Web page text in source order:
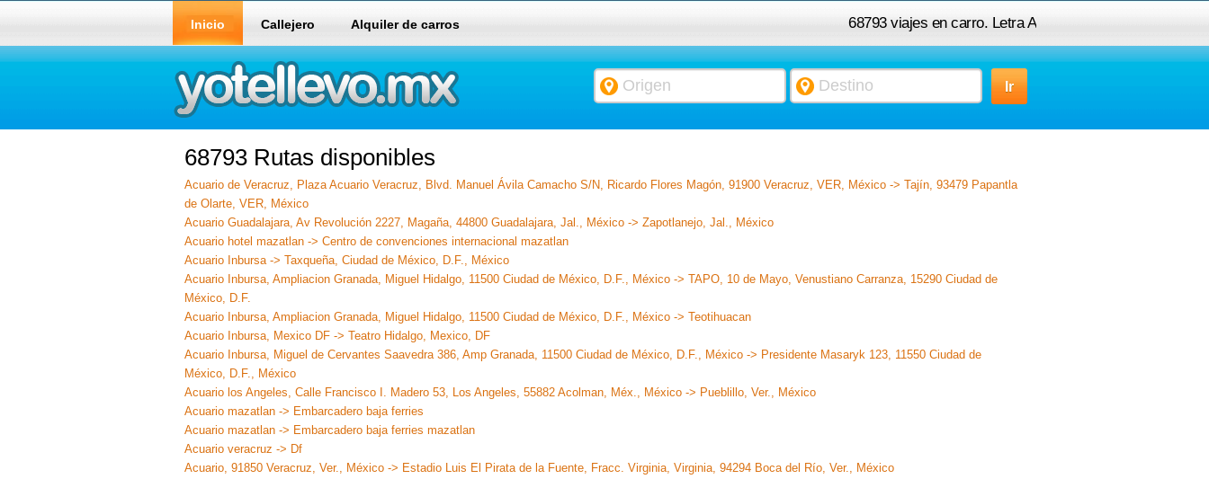
68793 viajes en carro. Letra A
Inicio Callejero Alquiler de carros
68793 Rutas disponibles
Acuario de Veracruz, Plaza Acuario Veracruz, Blvd. Manuel Ávila Camacho S/N, Ricardo Flores Magón, 91900 Veracruz, VER, México -> Tajín, 93479 Papantla
de Olarte, VER, México
Acuario Guadalajara, Av Revolución 2227, Magaña, 44800 Guadalajara, Jal., México -> Zapotlanejo, Jal., México
Acuario hotel mazatlan -> Centro de convenciones internacional mazatlan
Acuario Inbursa -> Taxqueña, Ciudad de México, D.F., México
Acuario Inbursa, Ampliacion Granada, Miguel Hidalgo, 11500 Ciudad de México, D.F., México -> TAPO, 10 de Mayo, Venustiano Carranza, 15290 Ciudad de
México, D.F.
Acuario Inbursa, Ampliacion Granada, Miguel Hidalgo, 11500 Ciudad de México, D.F., México -> Teotihuacan
Acuario Inbursa, Mexico DF -> Teatro Hidalgo, Mexico, DF
Acuario Inbursa, Miguel de Cervantes Saavedra 386, Amp Granada, 11500 Ciudad de México, D.F., México -> Presidente Masaryk 123, 11550 Ciudad de
México, D.F., México
Acuario los Angeles, Calle Francisco I. Madero 53, Los Angeles, 55882 Acolman, Méx., México -> Pueblillo, Ver., México
Acuario mazatlan -> Embarcadero baja ferries
Acuario mazatlan -> Embarcadero baja ferries mazatlan
Acuario veracruz -> Df
Acuario, 91850 Veracruz, Ver., México -> Estadio Luis El Pirata de la Fuente, Fracc. Virginia, Virginia, 94294 Boca del Río, Ver., México